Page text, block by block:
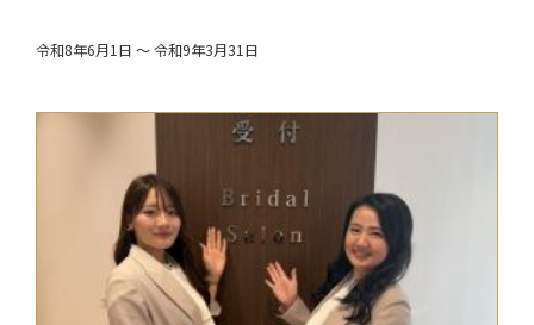
令和8年6月1日 ～ 令和9年3月31日